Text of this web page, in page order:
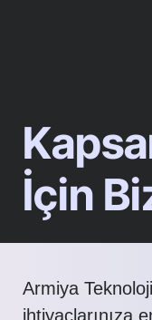
İçin
Armiya
ihtiyaçlarınıza